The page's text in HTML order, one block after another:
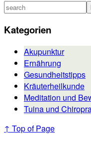
search
Kategorien
Akupunktur
Ernährung
Gesundheitstipps
Kräuterheilkunde
Meditation und
Tuina und
↑ Top of Page